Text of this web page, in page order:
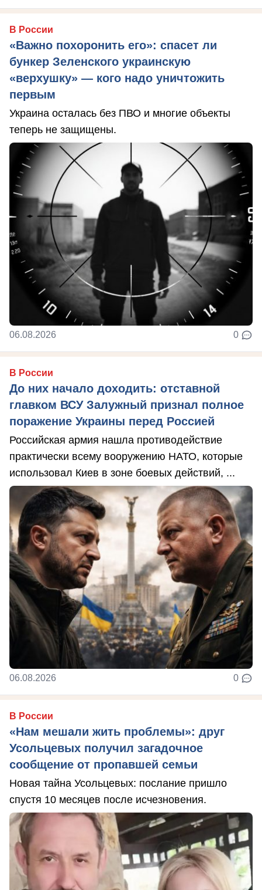
В России
«Важно похоронить его»: спасет ли
бункер Зеленского украинскую
«верхушку» — кого надо уничтожить
первым
Украина осталась без ПВО и многие объекты
теперь не защищены.
06.08.2026 0
В России
До них начало доходить: отставной
главком ВСУ Залужный признал полное
поражение Украины перед Россией
Российская армия нашла противодействие
практически всему вооружению НАТО, которые
использовал Киев в зоне боевых действий, ...
06.08.2026 0
В России
«Нам мешали жить проблемы»: друг
Усольцевых получил загадочное
сообщение от пропавшей семьи
Новая тайна Усольцевых: послание пришло
спустя 10 месяцев после исчезновения.